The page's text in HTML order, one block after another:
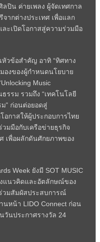
ปิน ค่ายเพลง ผู้จัดเทศกาล
ากต่างประเทศ เพื่อแลก
ละเปิดโอกาสสู่ความร่วมมือ
หัวข้อสำคัญ อาทิ “ทิศทาง
องของผู้กำหนดนโยบาย
“Unlocking Music
ธรรม รวมถึง “เทคโนโลยี
” ก่อนต่อยอดสู่
อกาสให้ผู้ประกอบการไทย
มมือกับเครือข่ายธุรกิจ
เพื่อผลักดันศักยภาพของ
Weekยังมี SOT MUSIC
แนวคิดและอัตลักษณ์ของ
วมสัมผัสประสบการณ์
นหน้า LIDO Connect ก่อน
วันประกาศรางวัล 24